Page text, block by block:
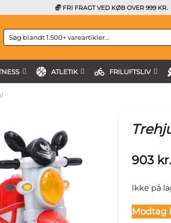
FRI FRAGT VED KØB OVER 999 KR.
Søg
efter:
ATLETIK FRILUFTSLIV
903 kr.
Ikke på
Modtag